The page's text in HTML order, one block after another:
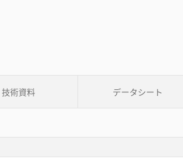
技術資料 データシート